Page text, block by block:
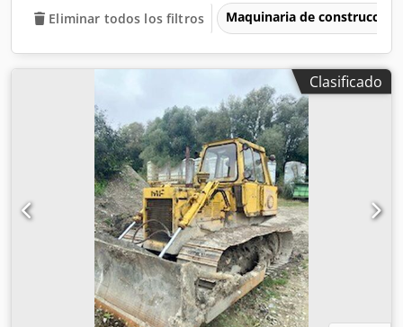
Eliminar todos los filtros Maquinaria de construcción
Clasificado